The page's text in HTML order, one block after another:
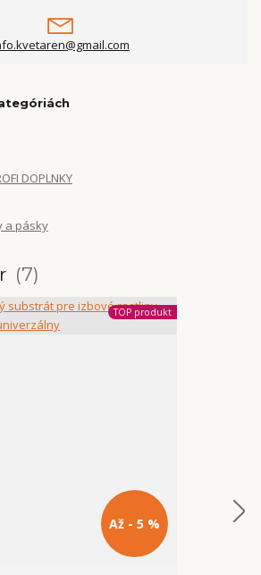
DOPLNKY
a pásky
7
TOP produkt
Až - 5 %